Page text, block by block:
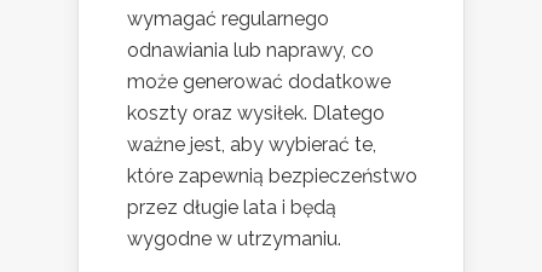
wymagać regularnego
odnawiania lub naprawy, co
może generować dodatkowe
koszty oraz wysiłek. Dlatego
ważne jest, aby wybierać te,
które zapewnią bezpieczeństwo
przez długie lata i będą
wygodne w utrzymaniu.